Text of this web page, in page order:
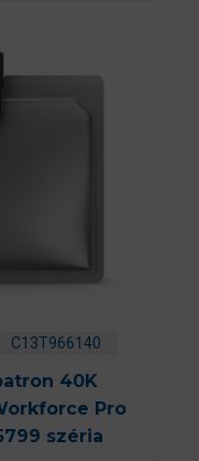
C13T966140
40K
Pro
széria